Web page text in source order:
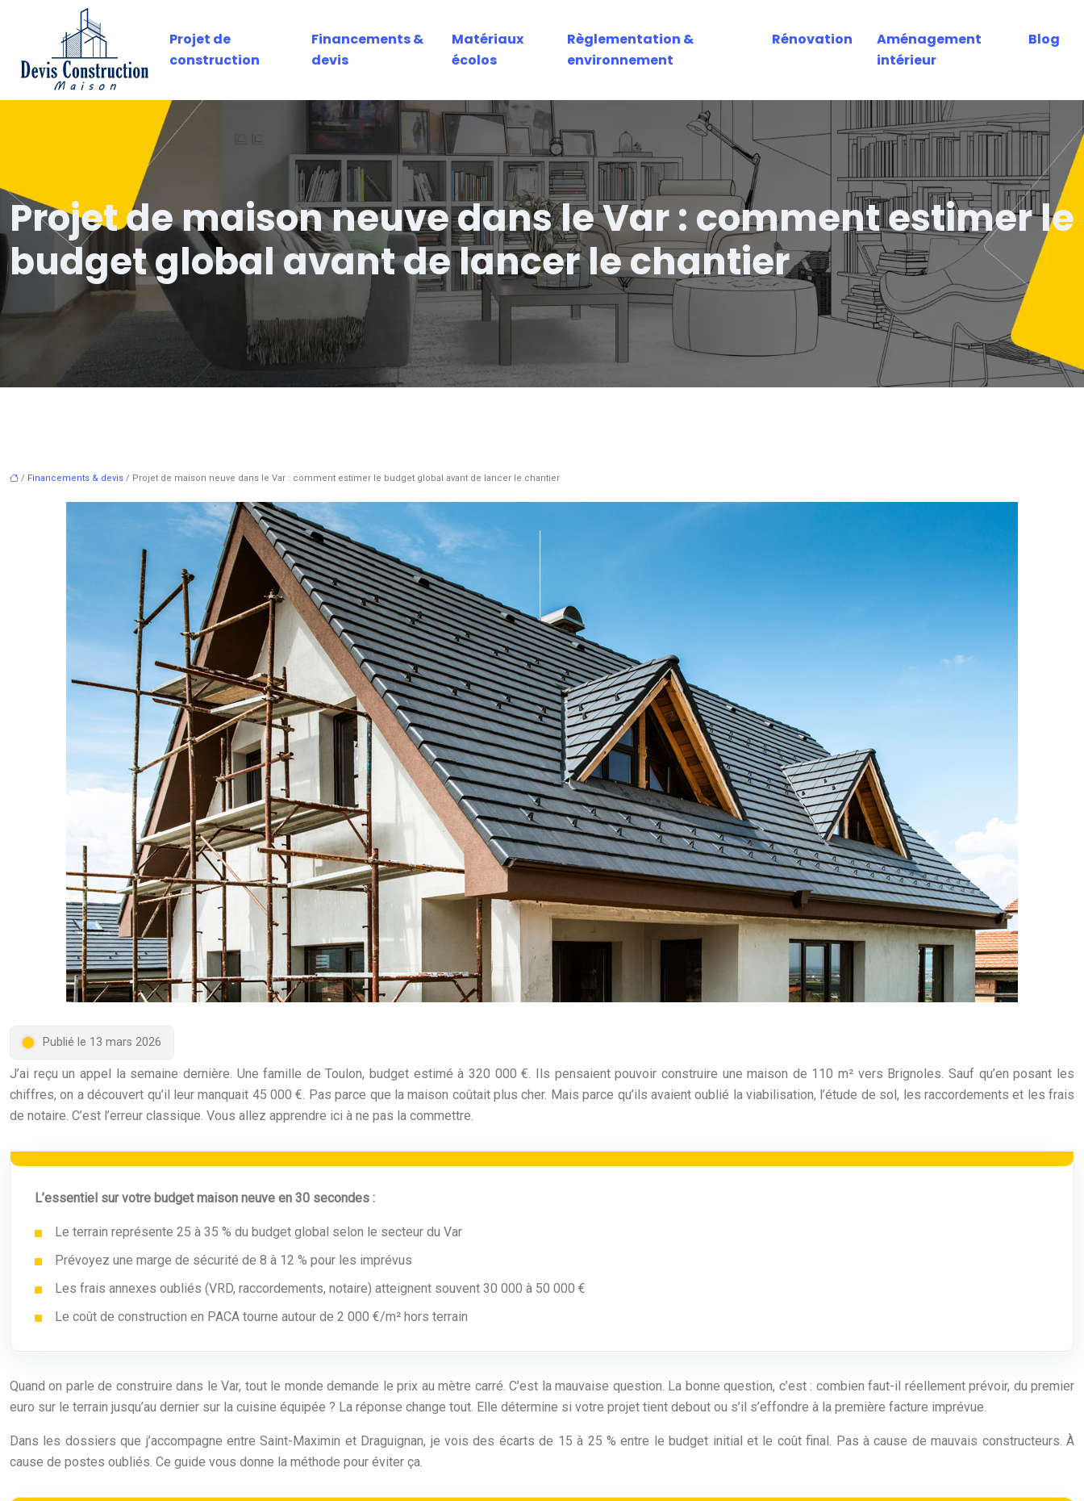
Projet de
construction
Financements &
devis
Matériaux
écolos
Règlementation &
environnement
Rénovation
Aménagement
intérieur
Blog
Projet de maison neuve dans le Var : comment estimer le
budget global avant de lancer le chantier
/ Financements & devis / Projet de maison neuve dans le Var : comment estimer le budget global avant de lancer le chantier
Publié le 13 mars 2026
J’ai reçu un appel la semaine dernière. Une famille de Toulon, budget estimé à 320 000 €. Ils pensaient pouvoir construire une maison de 110 m² vers Brignoles. Sauf qu’en posant les
chiffres, on a découvert qu’il leur manquait 45 000 €. Pas parce que la maison coûtait plus cher. Mais parce qu’ils avaient oublié la viabilisation, l’étude de sol, les raccordements et les frais
de notaire. C’est l’erreur classique. Vous allez apprendre ici à ne pas la commettre.
L’essentiel sur votre budget maison neuve en 30 secondes :
Le terrain représente 25 à 35 % du budget global selon le secteur du Var
Prévoyez une marge de sécurité de 8 à 12 % pour les imprévus
Les frais annexes oubliés (VRD, raccordements, notaire) atteignent souvent 30 000 à 50 000 €
Le coût de construction en PACA tourne autour de 2 000 €/m² hors terrain
Quand on parle de construire dans le Var, tout le monde demande le prix au mètre carré. C’est la mauvaise question. La bonne question, c’est : combien faut-il réellement prévoir, du premier
euro sur le terrain jusqu’au dernier sur la cuisine équipée ? La réponse change tout. Elle détermine si votre projet tient debout ou s’il s’effondre à la première facture imprévue.
Dans les dossiers que j’accompagne entre Saint-Maximin et Draguignan, je vois des écarts de 15 à 25 % entre le budget initial et le coût final. Pas à cause de mauvais constructeurs. À
cause de postes oubliés. Ce guide vous donne la méthode pour éviter ça.